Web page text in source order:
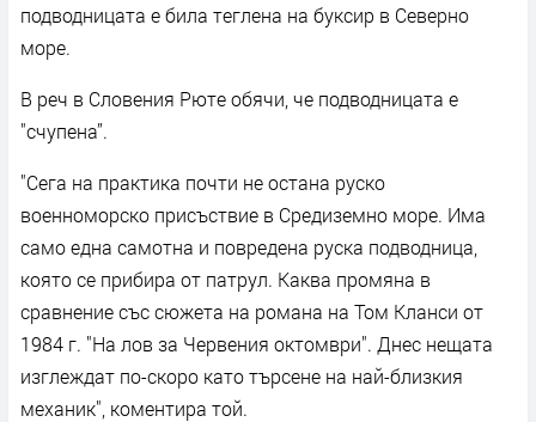
подводницата е била теглена на буксир в Северно
море.
В реч в Словения Рюте обячи, че подводницата е
"счупена”.
"Сега на практика почти не остана руско
военноморско присъствие в Средиземно море. Има
само една самотна и повредена руска подводница,
която се прибира от патрул. Каква промяна в
сравнение със сюжета на романа на Том Кланси от
1984 г. "На лов за Червения октомври". Днес нещата
изглеждат по-скоро като търсене на най-близкия
механик", коментира той.